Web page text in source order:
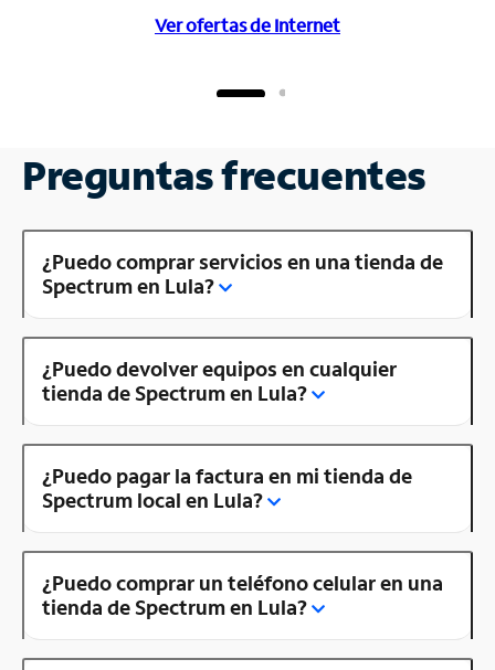
Ver ofertas de Internet
Preguntas frecuentes
¿Puedo comprar servicios en una tienda de
Spectrum en Lula?
¿Puedo devolver equipos en cualquier
tienda de Spectrum en Lula?
¿Puedo pagar la factura en mi tienda de
Spectrum local en Lula?
¿Puedo comprar un teléfono celular en una
tienda de Spectrum en Lula?